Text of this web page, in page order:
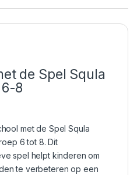
de Spel Squla
8
met de Spel Squla
6 tot 8. Dit
spel helpt kinderen om
te verbeteren op een